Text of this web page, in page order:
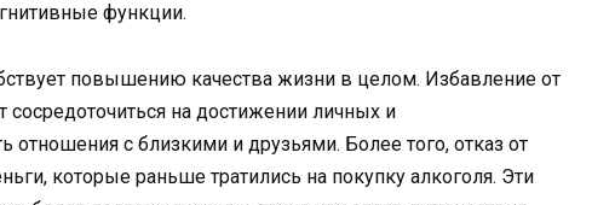
функции.
повышению качества жизни в целом. Избавление от
сосредоточиться на достижении личных и
отношения с близкими и друзьями. Более того, отказ от
которые раньше тратились на покупку алкоголя. Эти